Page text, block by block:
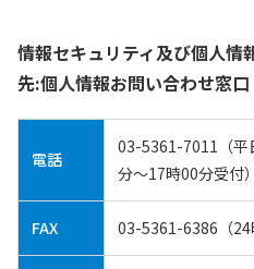
情報セキュリティ及び個人情
先:個人情報お問い合わせ窓口
電話
03-5361-7011（平
分～17時00分受付）
FAX 03-5361-6386（24